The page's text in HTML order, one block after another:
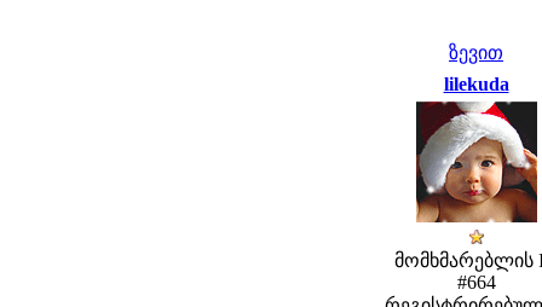
ზევით
lilekuda
მომხმარებლის
#664